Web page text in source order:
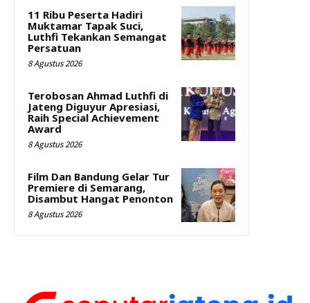
11 Ribu Peserta Hadiri
Muktamar Tapak Suci,
Luthfi Tekankan Semangat
Persatuan
8 Agustus 2026
Terobosan Ahmad Luthfi di
Jateng Diguyur Apresiasi,
Raih Special Achievement
Award
8 Agustus 2026
Film Dan Bandung Gelar Tur
Premiere di Semarang,
Disambut Hangat Penonton
8 Agustus 2026